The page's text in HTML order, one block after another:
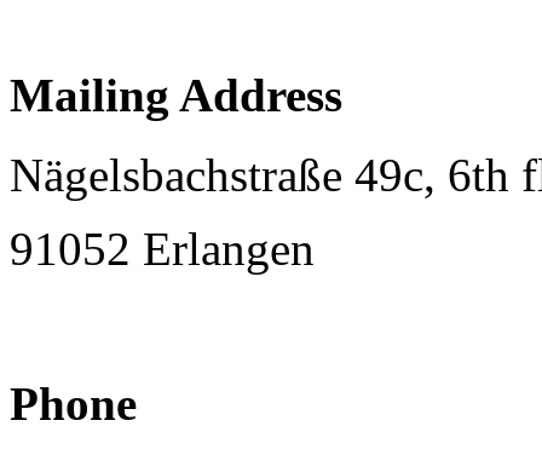
Mailing Address
Nägelsbachstraße 49c, 6th
91052 Erlangen
Phone